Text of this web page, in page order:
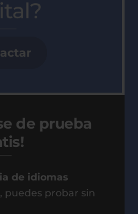
de prueba
de idiomas
, puedes probar sin